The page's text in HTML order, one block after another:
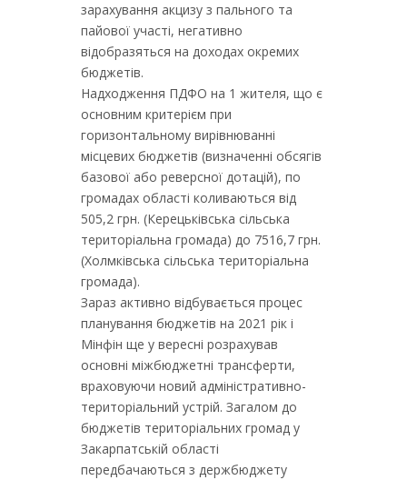
зарахування акцизу з пального та
пайової участі, негативно
відобразяться на доходах окремих
бюджетів.
Надходження ПДФО на 1 жителя, що є
основним критерієм при
горизонтальному вирівнюванні
місцевих бюджетів (визначенні обсягів
базової або реверсної дотацій), по
громадах області коливаються від
505,2 грн. (Керецьківська сільська
територіальна громада) до 7516,7 грн.
(Холмківська сільська територіальна
громада).
Зараз активно відбувається процес
планування бюджетів на 2021 рік і
Мінфін ще у вересні розрахував
основні міжбюджетні трансферти,
враховуючи новий адміністративно-
територіальний устрій. Загалом до
бюджетів територіальних громад у
Закарпатській області
передбачаються з держбюджету